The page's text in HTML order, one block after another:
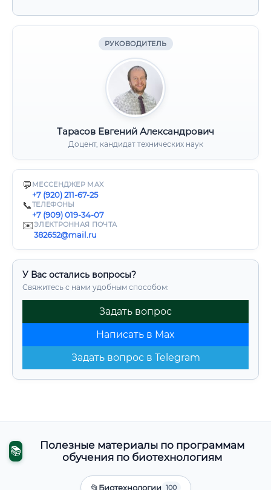
РУКОВОДИТЕЛЬ
Тарасов Евгений Александрович
Доцент, кандидат технических наук
💬 МЕССЕНДЖЕР MAX
+7 (920) 211-67-25
📞ТЕЛЕФОНЫ
+7 (909) 019-34-07
✉️ЭЛЕКТРОННАЯ ПОЧТА
382652@mail.ru
У Вас остались вопросы?
Свяжитесь с нами удобным способом:
Задать вопрос
Написать в Max
Задать вопрос в Telegram
📚
Полезные материалы по программам
обучения по биотехнологиям
📂Биотехнологии 100